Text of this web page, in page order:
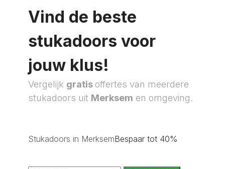
Vind de beste
stukadoors voor
jouw klus!
Vergelijk gratis offertes van meerdere
stukadoors uit Merksem en omgeving.
Stukadoors in MerksemBespaar tot 40%